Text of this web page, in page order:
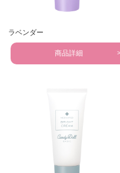
ラベンダー
商品詳細